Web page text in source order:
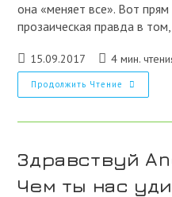
она «меняет все». Вот
прозаическая правда в
Запись
опубликована:
15.09.2017
Время
чтения:
4 мин.
Продолжить Чтение Три
Понятия,
Выходом
IPhone
8
Здравствуй
Чем ты нас